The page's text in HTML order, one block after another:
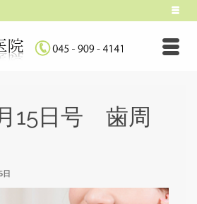
15日号 歯周
日